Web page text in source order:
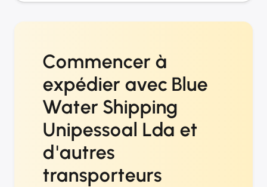
Commencer à
expédier avec Blue
Water Shipping
Unipessoal Lda et
d'autres
transporteurs